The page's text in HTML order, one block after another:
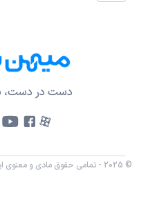
دست در دست،
© 2025 - تمامی حقوق مادی و معنوی این وب‌سایت نزد میهن بلاکچین محفوظ است.